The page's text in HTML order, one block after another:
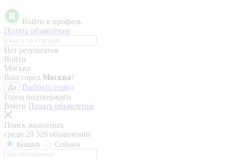
Войти в профиль
Подать объявление
Нет результатов
Войти
Москва
Ваш город Москва?
Да
Выбрать город
Город подтверждён
Войти Подать объявление
Поиск животных
среди 20 329 объявлений
Кошки
Собаки